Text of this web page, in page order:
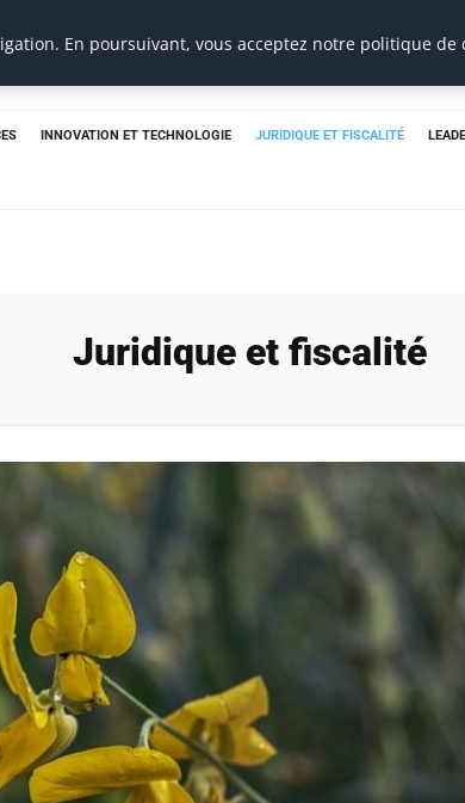
INNOVATION ET TECHNOLOGIE JURIDIQUE ET FISCALITÉ
Juridique et fiscalité
En poursuivant, vous acceptez notre politique de